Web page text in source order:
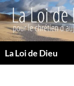
La Loi de Dieu